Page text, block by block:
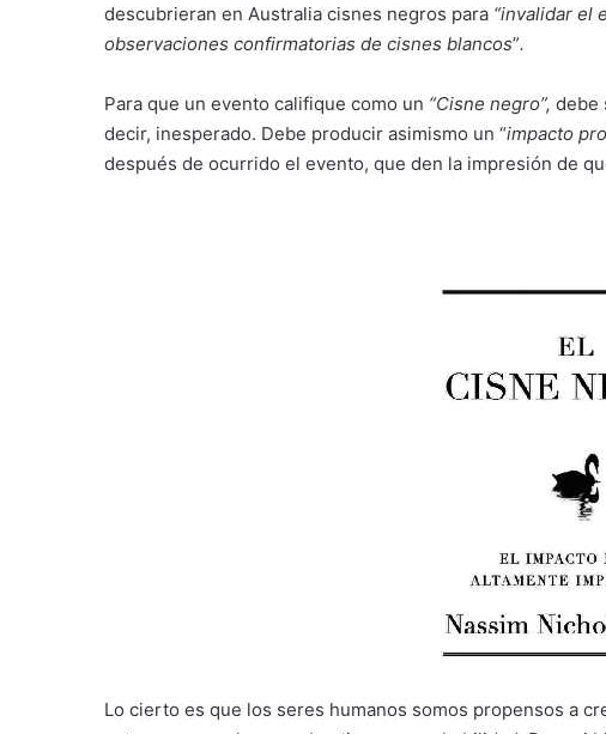
descubrieran en Australia cisnes negros para “invalidar el
observaciones confirmatorias de cisnes blancos”.
Para que un evento califique como un “Cisne negro”, debe
decir, inesperado. Debe producir asimismo un “impacto
después de ocurrido el evento, que den la impresión de
Lo cierto es que los seres humanos somos propensos a